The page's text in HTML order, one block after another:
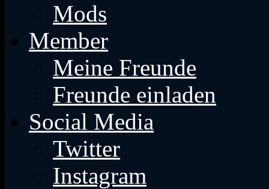
Mods
Member
Meine Freunde
Freunde einladen
Social Media
Twitter
Instagram